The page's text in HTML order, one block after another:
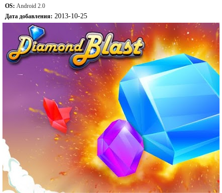
OS: Android 2.0
Дата добавления: 2013-10-25